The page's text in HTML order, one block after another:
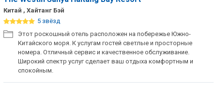
Китай , Хайтанг Бэй
5 звёзд
Этот роскошный отель расположен на побережье Южно-
Китайского моря. К услугам гостей светлые и просторные
номера. Отличный сервис и качественное обслуживание.
Широкий спектр услуг сделает ваш отдыха комфортным и
спокойным.